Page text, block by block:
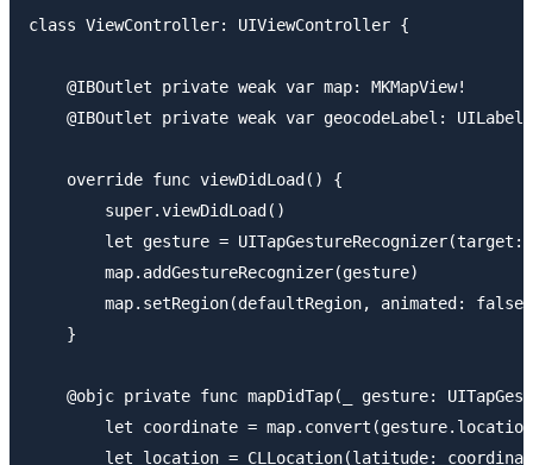
class ViewController: UIViewController {
    @IBOutlet private weak var map: MKMapView!
    @IBOutlet private weak var geocodeLabel: UILabel!
    override func viewDidLoad() {
        super.viewDidLoad()
let gesture =
        map.addGestureRecognizer(gesture)
        map.setRegion(defaultRegion, animated: false)
    }
@objc private func mapDidTap(_ gesture:
let coordinate =
let location = CLLocation(latitude: